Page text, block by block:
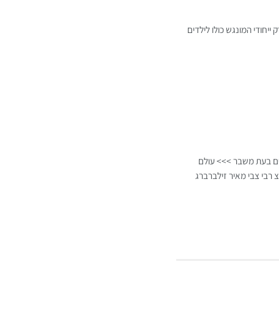
המונגש כולו לילדים
בעת משבר >>> עולם
רבי צבי מאיר זילברברג